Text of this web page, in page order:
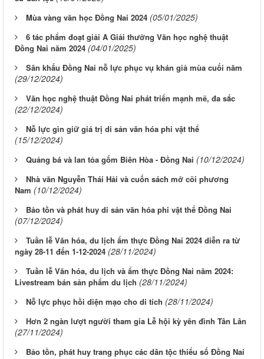
Mùa vàng văn học Đồng Nai 2024 (05/01/2025)
6 tác phẩm đoạt giải A Giải thưởng Văn học nghệ thuật
Đồng Nai năm 2024 (04/01/2025)
Sân khấu Đồng Nai nỗ lực phục vụ khán giả mùa cuối năm
(29/12/2024)
Văn học nghệ thuật Đồng Nai phát triển mạnh mẽ, đa sắc
(22/12/2024)
Nỗ lực gìn giữ giá trị di sản văn hóa phi vật thể
(15/12/2024)
Quảng bá và lan tỏa gốm Biên Hòa - Đồng Nai (10/12/2024)
Nhà văn Nguyễn Thái Hải và cuốn sách mở cõi phương
Nam (10/12/2024)
Bảo tồn và phát huy di sản văn hóa phi vật thể Đồng Nai
(07/12/2024)
Tuần lễ Văn hóa, du lịch ẩm thực Đồng Nai 2024 diễn ra từ
ngày 28-11 đến 1-12-2024 (28/11/2024)
Tuần lễ Văn hóa, du lịch và ẩm thực Đồng Nai năm 2024:
Livestream bán sản phẩm du lịch (28/11/2024)
Nỗ lực phục hồi diện mạo cho di tích (28/11/2024)
Hơn 2 ngàn lượt người tham gia Lễ hội kỳ yên đình Tân Lân
(27/11/2024)
Bảo tồn, phát huy trang phục các dân tộc thiểu số Đồng Nai